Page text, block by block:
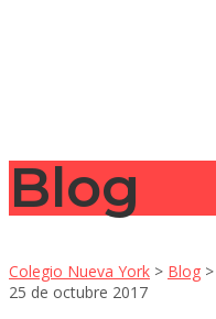
Blog
Colegio Nueva York > Blog >
25 de octubre 2017